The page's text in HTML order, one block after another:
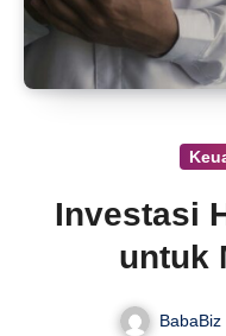
Investasi
untuk
BabaBiz